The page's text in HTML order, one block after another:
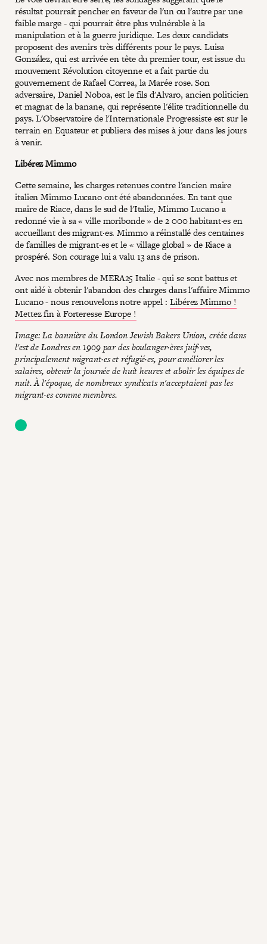
résultat pourrait pencher en faveur de l'un ou l'autre par une
faible marge - qui pourrait être plus vulnérable à la
manipulation et à la guerre juridique. Les deux candidats
proposent des avenirs très différents pour le pays. Luisa
González, qui est arrivée en tête du premier tour, est issue du
mouvement Révolution citoyenne et a fait partie du
gouvernement de Rafael Correa, la Marée rose. Son
adversaire, Daniel Noboa, est le fils d'Alvaro, ancien politicien
et magnat de la banane, qui représente l'élite traditionnelle du
pays. L'Observatoire de l'Internationale Progressiste est sur le
terrain en Equateur et publiera des mises à jour dans les jours
à venir.
Libérez Mimmo
Cette semaine, les charges retenues contre l'ancien maire
italien Mimmo Lucano ont été abandonnées. En tant que
maire de Riace, dans le sud de l'Italie, Mimmo Lucano a
redonné vie à sa « ville moribonde » de 2 000 habitant·es en
accueillant des migrant·es. Mimmo a réinstallé des centaines
de familles de migrant·es et le « village global » de Riace a
prospéré. Son courage lui a valu 13 ans de prison.
Avec nos membres de MERA25 Italie - qui se sont battus et
ont aidé à obtenir l'abandon des charges dans l'affaire Mimmo
Lucano - nous renouvelons notre appel : Libérez Mimmo !
Mettez fin à Forteresse Europe !
Image: La bannière du London Jewish Bakers Union, créée dans
l'est de Londres en 1909 par des boulanger·ères juif·ves,
principalement migrant·es et réfugié·es, pour améliorer les
salaires, obtenir la journée de huit heures et abolir les équipes de
nuit. À l'époque, de nombreux syndicats n'acceptaient pas les
migrant·es comme membres.